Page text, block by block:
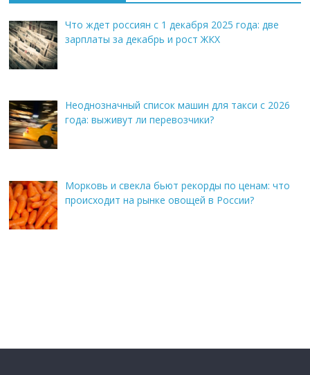
Что ждет россиян с 1 декабря 2025 года: две
зарплаты за декабрь и рост ЖКХ
Неоднозначный список машин для такси с 2026
года: выживут ли перевозчики?
Морковь и свекла бьют рекорды по ценам: что
происходит на рынке овощей в России?